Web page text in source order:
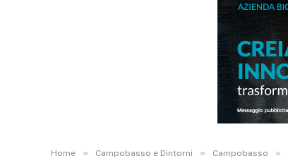
Home » Campobasso e Dintorni » Campobasso »